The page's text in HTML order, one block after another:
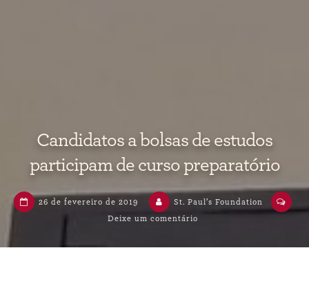
Candidatos a bolsas de estudos
participam de curso preparatório
26 de fevereiro de 2019
St. Paul’s Foundation
Deixe um comentário